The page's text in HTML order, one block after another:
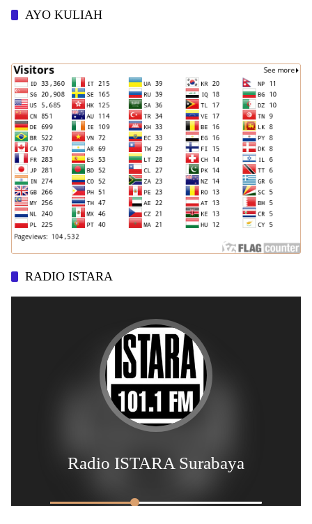
AYO KULIAH
RADIO ISTARA